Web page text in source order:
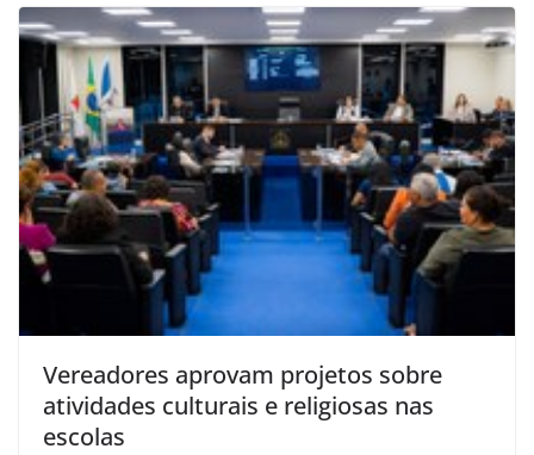
Vereadores aprovam projetos sobre
atividades culturais e religiosas nas
escolas